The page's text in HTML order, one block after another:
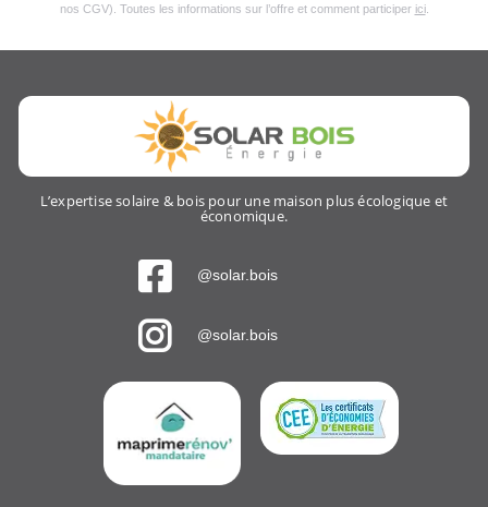
nos CGV). Toutes les informations sur l’offre et comment participer ici.
L’expertise solaire & bois pour une maison plus écologique et
économique.
@solar.bois
@solar.bois